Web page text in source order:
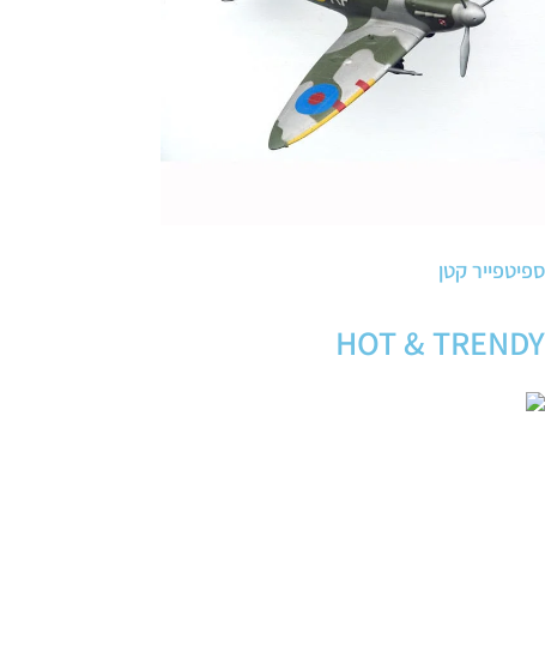
ספיטפייר קטן
HOT & TRENDY